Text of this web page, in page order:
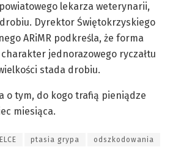
lekarza weterynarii,
Dyrektor Świętokrzyskiego
ARiMR podkreśla, że forma
jednorazowego ryczałtu
stada drobiu.
o tym, do kogo trafią pieniądze
miesiąca.
ptasia grypa odszkodowania